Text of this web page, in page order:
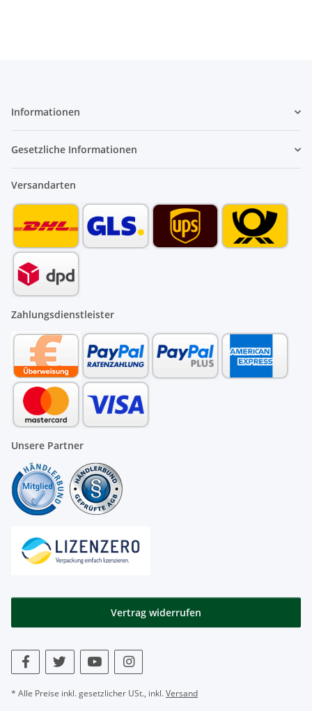
Informationen
Gesetzliche Informationen
Versandarten
Zahlungsdienstleister
Unsere Partner
Vertrag widerrufen
* Alle Preise inkl. gesetzlicher USt., inkl.Versand